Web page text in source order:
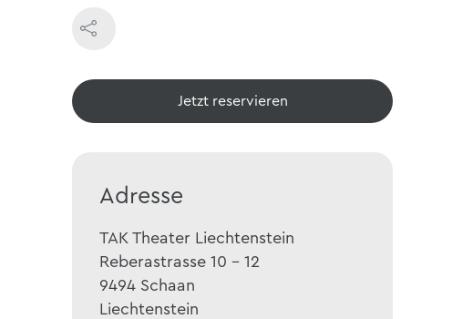
Jetzt reservieren
Adresse
TAK Theater Liechtenstein
Reberastrasse 10 - 12
9494 Schaan
Liechtenstein